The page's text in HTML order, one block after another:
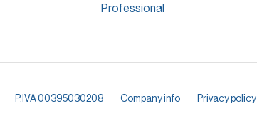
Professional
P.IVA 00395030208 Company info Privacy policy